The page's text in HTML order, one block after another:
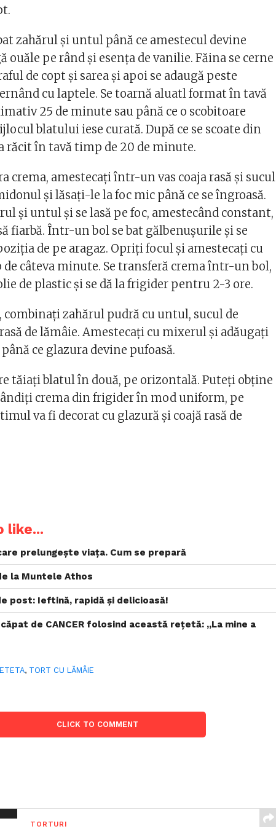
zahărul și untul până ce amestecul devine
ouăle pe rând și esența de vanilie. Făina se cerne
de copt și sarea și apoi se adaugă peste
cu laptele. Se toarnă aluatl format în tavă
25 de minute sau până ce o scobitoare
blatului iese curată. După ce se scoate din
răcit în tavă timp de 20 de minute.
crema, amestecați într-un vas coaja rasă și sucul
și lăsați-le la foc mic până ce se îngroasă.
și untul și se lasă pe foc, amestecând constant,
fiarbă. Într-un bol se bat gălbenușurile și se
de pe aragaz. Opriți focul și amestecați cu
câteva minute. Se transferă crema într-un bol,
de plastic și se dă la frigider pentru 2-3 ore.
combinați zahărul pudră cu untul, sucul de
de lămâie. Amestecați cu mixerul și adăugați
ce glazura devine pufoasă.
tăiați blatul în două, pe orizontală. Puteți obține
crema din frigider în mod uniform, pe
va fi decorat cu glazură și coajă rasă de
like...
prelungește viața. Cum se prepară
la Muntele Athos
post: Ieftină, rapidă și delicioasă!
de CANCER folosind această rețetă: „La mine a
, TORT CU LĂMÂIE
CLICK TO COMMENT
TORTURI